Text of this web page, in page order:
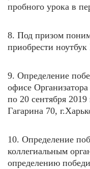
пробного урока в
8. Под призом
приобрести ноутбук
9. Определение
офисе
по 20 сентября 2019
Гагарина 70,
10. Определение
коллегиальным
определению